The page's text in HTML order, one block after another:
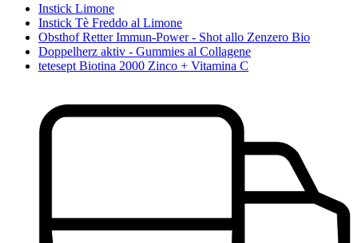
Instick Limone
Instick Tè Freddo al Limone
Obsthof Retter Immun-Power - Shot allo Zenzero Bio
Doppelherz aktiv - Gummies al Collagene
tetesept Biotina 2000 Zinco + Vitamina C